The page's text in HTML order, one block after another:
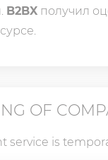
B2BX получил
OF
service is